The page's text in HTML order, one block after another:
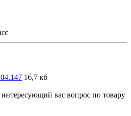
16,7 кб
вас вопрос по товару